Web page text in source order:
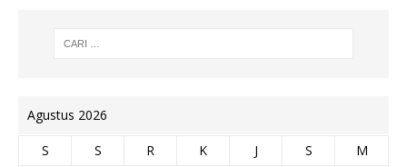
Agustus 2026
S S R K J S
M